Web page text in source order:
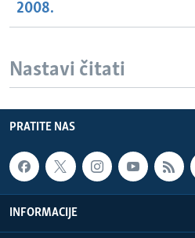
2008.
Nastavi čitati
PRATITE NAS
INFORMACIJE